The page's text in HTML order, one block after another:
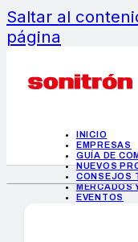
Saltar al
página
INICIO
EMPRESAS
GUÍA DE
NUEVOS
CONSEJOS
MERCADOS
EVENTOS